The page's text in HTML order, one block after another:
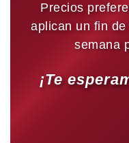
Precios
aplican un fin
semana
¡Te